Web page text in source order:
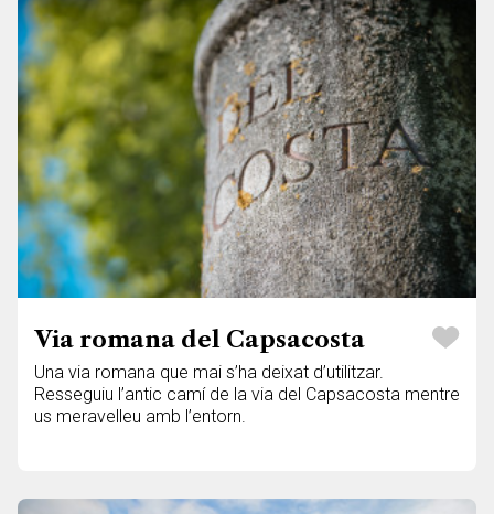
Via romana del Capsacosta
Una via romana que mai s’ha deixat d’utilitzar.
Resseguiu l’antic camí de la via del Capsacosta mentre
us meravelleu amb l’entorn.